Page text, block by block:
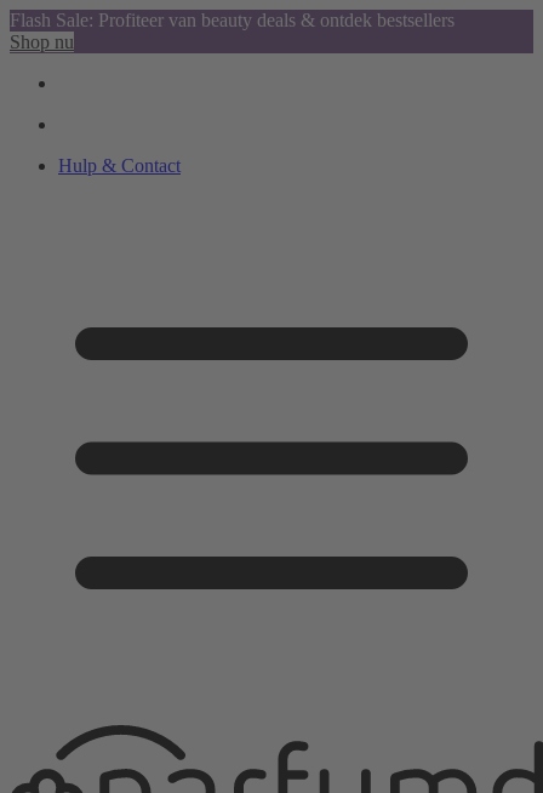
Flash Sale: Profiteer van beauty deals & ontdek bestsellers
Shop nu
Hulp & Contact